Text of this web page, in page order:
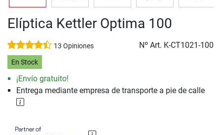
Elíptica Kettler Optima 100
13 Opiniones Nº Art. K-CT1021-100
En Stock
¡Envío gratuito!
Entrega mediante empresa de transporte a pie de calle